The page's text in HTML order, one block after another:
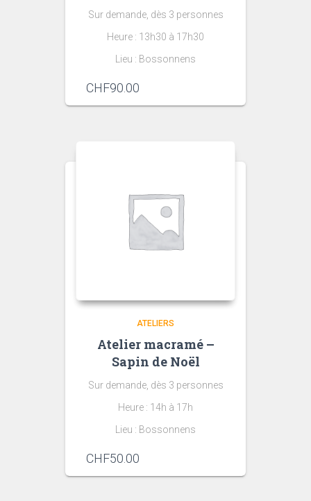
Sur demande, dès 3 personnes
Heure : 13h30 à 17h30
Lieu : Bossonnens
CHF90.00
ATELIERS
Atelier macramé –
Sapin de Noël
Sur demande, dès 3 personnes
Heure : 14h à 17h
Lieu : Bossonnens
CHF50.00